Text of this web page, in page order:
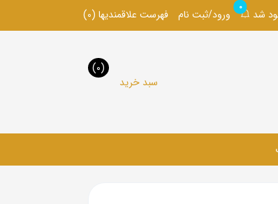
شد
0
ورود/ثبت نام فهرست علاقمندیها (0)
سبد خرید
(0)